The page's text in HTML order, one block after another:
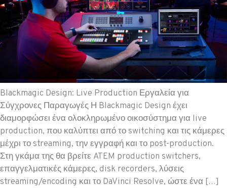
Blackmagic Design: Live Production Εργαλεία για
Σύγχρονες Παραγωγές Η Blackmagic Design έχει
διαμορφώσει ένα ολοκληρωμένο οικοσύστημα για live
production, που καλύπτει από το switching και τις κάμερες
μέχρι το streaming, την εγγραφή και το post-production.
Στη γκάμα της θα βρείτε ATEM production switchers,
επαγγελματικές κάμερες, disk recorders, λύσεις
streaming/encoding και το DaVinci Resolve, ώστε ένα […]